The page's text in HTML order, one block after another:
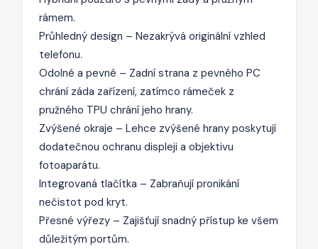
rámem.
Průhledný design – Nezakrývá originální vzhled
telefonu.
Odolné a pevné – Zadní strana z pevného PC
chrání záda zařízení, zatímco rámeček z
pružného TPU chrání jeho hrany.
Zvýšené okraje – Lehce zvýšené hrany poskytují
dodatečnou ochranu displeji a objektivu
fotoaparátu.
Integrovaná tlačítka – Zabraňují pronikání
nečistot pod kryt.
Přesné výřezy – Zajišťují snadný přístup ke všem
důležitým portům.